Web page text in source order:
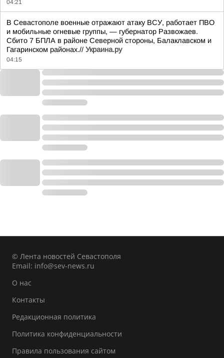
04:21
В Севастополе военные отражают атаку ВСУ, работает ПВО
и мобильные огневые группы, — губернатор Развожаев.
Сбито 7 БПЛА в районе Северной стороны, Балаклавском и
Гагаринском районах.// Украина.ру
04:15
© Лента новостей Севастополя
Email: info@sev-news.ru
О нас
Контакты
Редакционная политика
Политика конфиденциальности
Правила пользования сайтом